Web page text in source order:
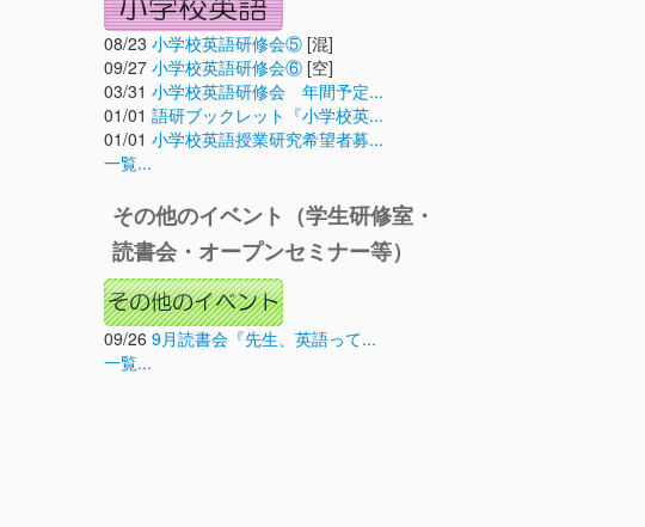
08/23 小学校英語研修会⑤ [混]
09/27 小学校英語研修会⑥ [空]
03/31 小学校英語研修会 年間予定...
01/01 語研ブックレット『小学校英...
01/01 小学校英語授業研究希望者募...
一覧...
その他のイベント（学生研修室・
読書会・オープンセミナー等）
09/26 9月読書会『先生、英語って...
一覧...